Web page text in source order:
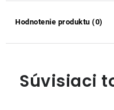
Hodnotenie produktu (0)
Súvisiaci